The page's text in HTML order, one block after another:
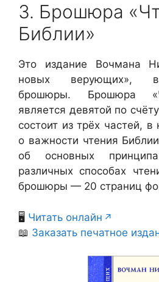
3. Брошюра
Библии»
Это издание Вочмана
новых верующих»,
брошюры. Брошюра
является девятой по
состоит из трёх частей, в
о важности чтения
об основных
различных способах
брошюры — 20 страниц
🖥️ Читать онлайн
📖 Заказать печатное